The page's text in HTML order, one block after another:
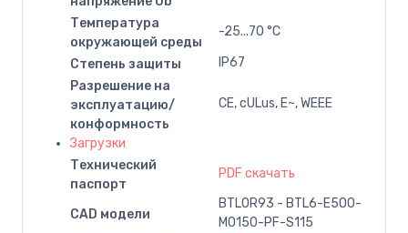
Температура
окружающей среды
-25...70 °C
Степень защиты
IP67
Разрешение на
эксплуатацию/
конформность
CE, cULus, E~, WEEE
Загрузки
Технический
паспорт
PDF скачать
CAD модели
BTL0R93 - BTL6-E500-
M0150-PF-S115